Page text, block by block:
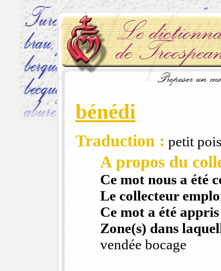
bénédi
Traduction : petit
A propos du
Ce mot nous a été
Le collecteur
Ce mot a été
Zone(s) dans
vendée bocage